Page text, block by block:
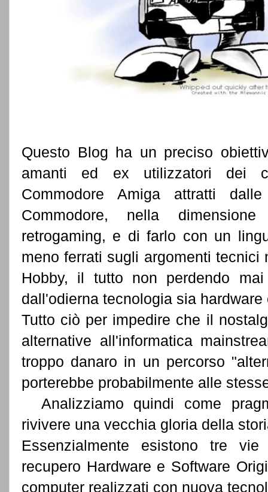
Questo Blog ha un preciso
amanti ed ex utilizzatori dei
Commodore Amiga attratti
Commodore, nella
retrogaming, e di farlo con un
meno ferrati sugli argomenti
Hobby, il tutto non perdendo
dall'odierna tecnologia sia hardware
Tutto ciò per impedire che il
alternative all'informatica
troppo danaro in un percorso
porterebbe probabilmente alle
Analizziamo quindi come
rivivere una vecchia gloria della
Essenzialmente esistono tre
recupero Hardware e Software
computer realizzati con nuova